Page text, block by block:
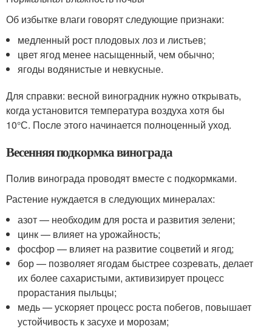
Об избытке влаги говорят следующие признаки:
медленный рост плодовых лоз и листьев;
цвет ягод менее насыщенный, чем обычно;
ягоды водянистые и невкусные.
Для справки: весной виноградник нужно открывать,
когда установится температура воздуха хотя бы
10°С. После этого начинается полноценный уход.
Весенняя подкормка винограда
Полив винограда проводят вместе с подкормками.
Растение нуждается в следующих минералах:
азот — необходим для роста и развития зелени;
цинк — влияет на урожайность;
фосфор — влияет на развитие соцветий и ягод;
бор — позволяет ягодам быстрее созревать, делает
их более сахаристыми, активизирует процесс
прорастания пыльцы;
медь — ускоряет процесс роста побегов, повышает
устойчивость к засухе и морозам;